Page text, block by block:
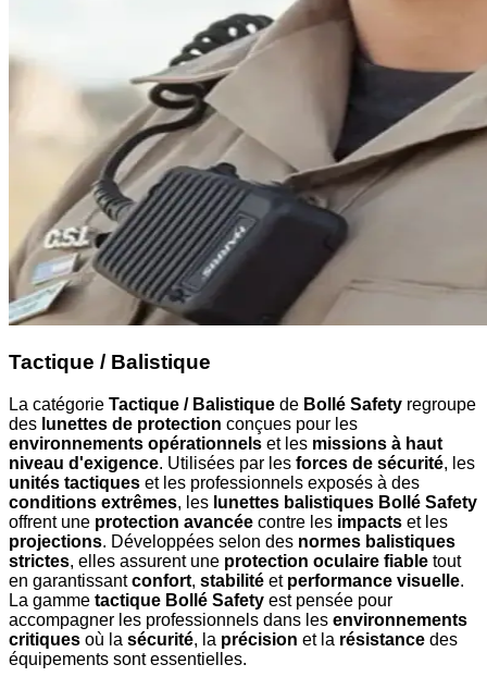
Tactique / Balistique
La catégorie Tactique / Balistique de Bollé Safety regroupe
des lunettes de protection conçues pour les
environnements opérationnels et les missions à haut
niveau d'exigence. Utilisées par les forces de sécurité, les
unités tactiques et les professionnels exposés à des
conditions extrêmes, les lunettes balistiques Bollé Safety
offrent une protection avancée contre les impacts et les
projections. Développées selon des normes balistiques
strictes, elles assurent une protection oculaire fiable tout
en garantissantconfort, stabilité et performance visuelle.
La gamme tactique Bollé Safety est pensée pour
accompagner les professionnels dans les environnements
critiques où la sécurité, la précision et la résistance des
équipements sont essentielles.